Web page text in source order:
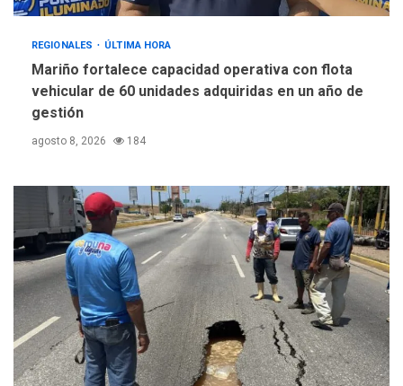
REGIONALES ÚLTIMA HORA
Mariño fortalece capacidad operativa con flota
vehicular de 60 unidades adquiridas en un año de
gestión
agosto 8, 2026 184